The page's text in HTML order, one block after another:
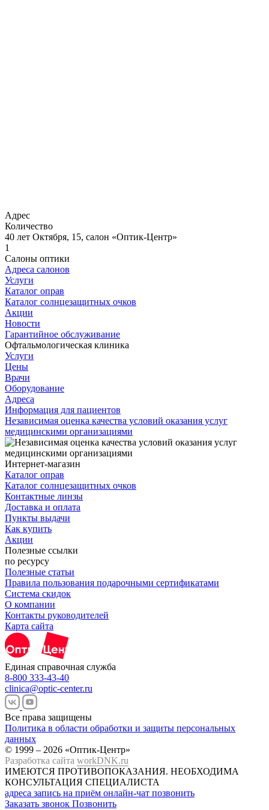
Адрес
Количество
40 лет Октября, 15, салон «Оптик-Центр»
1
Салоны оптики
Адреса салонов
Услуги
Каталог оправ
Каталог солнцезащитных очков
Акции
Новости
Гарантийное обслуживание
Офтальмологическая клиника
Услуги
Цены
Врачи
Оборудование
Адреса
Информация для пациентов
Независимая оценка качества условий оказания услуг
медицинскими организациями
Интернет-магазин
Каталог оправ
Каталог солнцезащитных очков
Контактные линзы
Доставка и оплата
Пункты выдачи
Как купить
Акции
Полезные ссылки
по ресурсу
Полезные статьи
Правила пользования подарочными сертификатами
Система скидок
О компании
Контакты руководителей
Карта сайта
Единая справочная служба
8-800 333-43-40
clinica@optic-center.ru
Все права защищены
Политика в области обработки и защиты персональных
данных
© 1999 – 2026 «Оптик-Центр»
Разработка сайта workDNK.ru
ИМЕЮТСЯ ПРОТИВОПОКАЗАНИЯ. НЕОБХОДИМА
КОНСУЛЬТАЦИЯ СПЕЦИАЛИСТА
адреса запись на приём онлайн-чат позвонить
Заказать звонок Позвонить